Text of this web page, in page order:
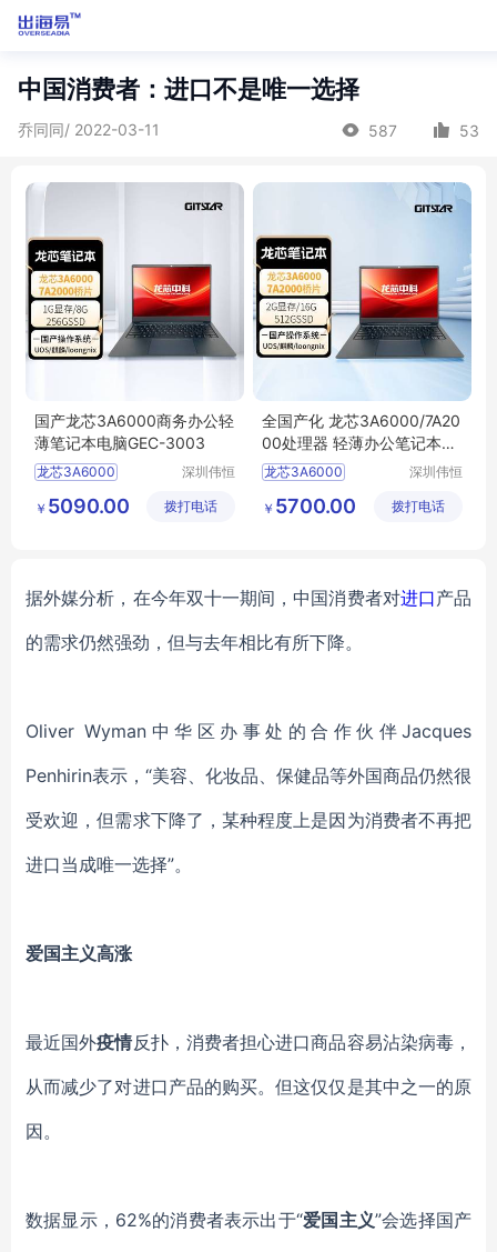
中国消费者：进口不是唯一选择
乔同同/ 2022-03-11 587 53
国产龙芯3A6000商务办公轻
薄笔记本电脑GEC-3003
龙芯3A6000
龙芯笔记本
深圳伟恒
公司
￥ 5090.00 拨打电话
全国产化 龙芯3A6000/7A20
00处理器 轻薄办公笔记本电
脑
龙芯3A6000
龙芯处理器
深圳伟恒
公司
￥ 5700.00 拨打电话
据外媒分析，在今年双十一期间， 中国消费者对进口产品
的需求仍然强劲，但与去年相比有所下降。
Oliver Wyman中华区办事处的合作伙伴Jacques
Penhirin表示，“美容、化妆品、保健品等外国商品仍然很
受欢迎，但需求下降了，某种程度上是因为消费者不再把
进口当成唯一选择”。
爱国主义高涨
最近国外疫情反扑，消费者担心进口商品容易沾染病毒，
从而减少了对进口产品的购买。但这仅仅是其中之一的原
因。
数据显示，62%的消费者表示出于“爱国主义”会选择国产